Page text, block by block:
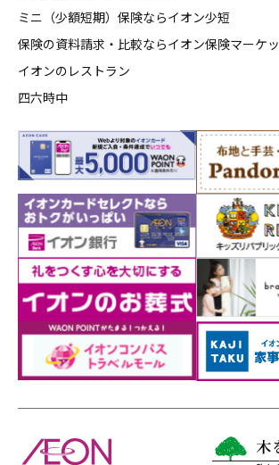
ミニ（少額短期）保険ならイオン少短
保険の資料請求・比較ならイオン保険マーケ
イオンのレストラン
四六時中